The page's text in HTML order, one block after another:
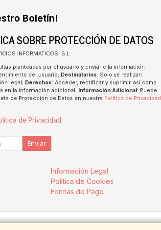
Boletín!
SOBRE PROTECCIÓN DE DATOS
INFORMATICOS, S.L.
planteadas por el usuario y enviarle la información
del usuario; Destinatarios: Solo se realizan
legal; Derechos: Acceder, rectificar y suprimir, así como
en la información adicional; Información Adicional: Puede
de Protección de Datos en nuestra Política de Privacidad
de Privacidad.
Enviar
Información Legal
Política de Cookies
Formas de Pago